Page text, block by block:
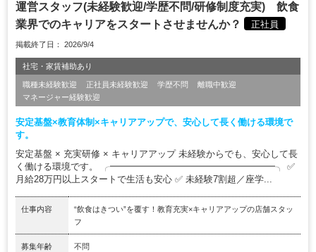
運営スタッフ(未経験歓迎/学歴不問/研修制度充実) 飲食
業界でのキャリアをスタートさせませんか？
正社員
掲載終了日： 2026/9/4
社宅・家賃補助あり
職種未経験歓迎 正社員未経験歓迎 学歴不問
離職中歓迎
マネージャー経験歓迎
安定基盤×教育体制×キャリアアップで、安心して長く働ける環境で
す。
安定基盤 × 充実研修 × キャリアアップ 未経験からでも、安心して長
く働ける環境です。 ╭━━━━━━━━━━━━━━━━━━╮ ✅
月給28万円以上スタートで生活も安心 ✅ 未経験7割超／座学...
仕事内容
“飲食はきつい”を覆す！教育充実×キャリアアップの店舗スタッ
フ
募集年齢 不問